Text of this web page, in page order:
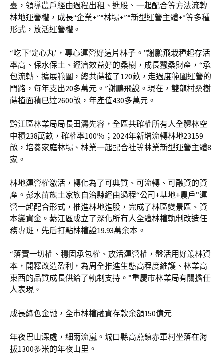
臺，領導農戶經由過程出租、進股、一起配合等方法流轉
林地運營權，成長“企業+”“林場+”“新型運營主體+”等多種
形式，放活運營權。
“吃下‘定心丸’，專心運營好這片林子。”謝鵬飛栽種起存活
率高、保水保土、經濟效益好的桑樹，成長蠶桑財產，“承
包流轉、擴展範圍，總共蒔植了120畝，走過度範圍運營的
門路，每年支出20多萬元。”謝鵬飛說。現在，雙龍村桑樹
蒔植面積已達2600畝，年產值430多萬元。
黔江區林業局局長田濤先容，全區共確權所有人全體林空
中積238萬畝，確權率100％；2024年新增流轉林地23159
畝，培養家庭林場、林業一起配合社等林業新型運營主體8
家。
林地運營權激活，轉化為了可典質、可流轉、可融資的資
產。彭水苗族土家族自治縣經由過程“公司+基地+農戶”運
營一起配合形式，推進林地進股，完成了林區變景區、資
本變資金。綦江區成立了深化所有人全體林權軌制改造任
務專班，先后打點林權證19.93萬余本。
“落實一切權、穩固承包權、放活運營權，盤活用好叢林資
本，開釋改造盈利，為周全推進生態高程度維護、林業高
東西的品質成長供給了軌制支持。”重慶市林業局有關擔任
人表現。
成長綠色金融，全市林權融資存款余額150億元
年夜巴山深處，細雨流嵐。城口縣高燕鎮赤軍村坐落在海
拔1300多米的年夜山里。